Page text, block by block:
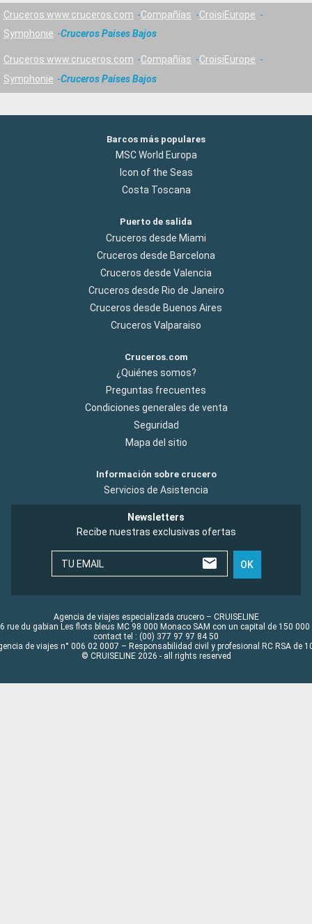
Cruceros www.cruceros.com Compañías
CroisiEurope
Symphonie
Cruceros Paises Bajos
Cruceros www.cruceros.com Compañías
CroisiEurope
Symphonie
Cruceros Paises Bajos
Barcos más populares
MSC World Europa
Icon of the Seas
Costa Toscana
Puerto de salida
Cruceros desde Miami
Cruceros desde Barcelona
Cruceros desde Valencia
Cruceros desde Rio de Janeiro
Cruceros desde Buenos Aires
Cruceros Valparaiso
Cruceros.com
¿Quiénes somos?
Preguntas frecuentes
Condiciones generales de venta
Seguridad
Mapa del sitio
Información sobre crucero
Servicios de Asistencia
Newsletters
Recibe nuestras exclusivas ofertas
TU EMAIL OK
Agencia de viajes especializada crucero – CRUISELINE
rue du gabian Les flots bleus MC 98 000 Monaco SAM con un capital de 150 000
contact tel : (00) 377 97 97 84 50
de viajes n° 006 02 0007 – Responsabilidad civil y profesional RC RSA de
© CRUISELINE 2026 - all rights reserved